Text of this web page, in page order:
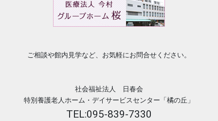
ご相談や館内見学など、お気軽にお問合せください。
社会福祉法人 日春会
特別養護老人ホーム・デイサービスセンター「橘の丘」
TEL:095-839-7330